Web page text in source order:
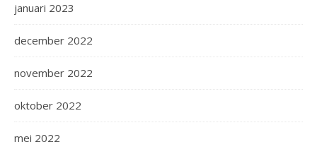
januari 2023
december 2022
november 2022
oktober 2022
mei 2022